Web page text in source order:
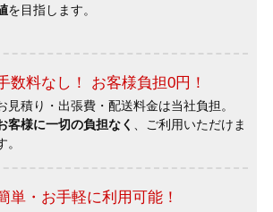
を目指します。
数料なし！ お客様負担0円！
見積り・出張費・配送料金は当社負担。
客様に一切の負担なく
、ご利用いただけま
。
単・お手軽に利用可能！